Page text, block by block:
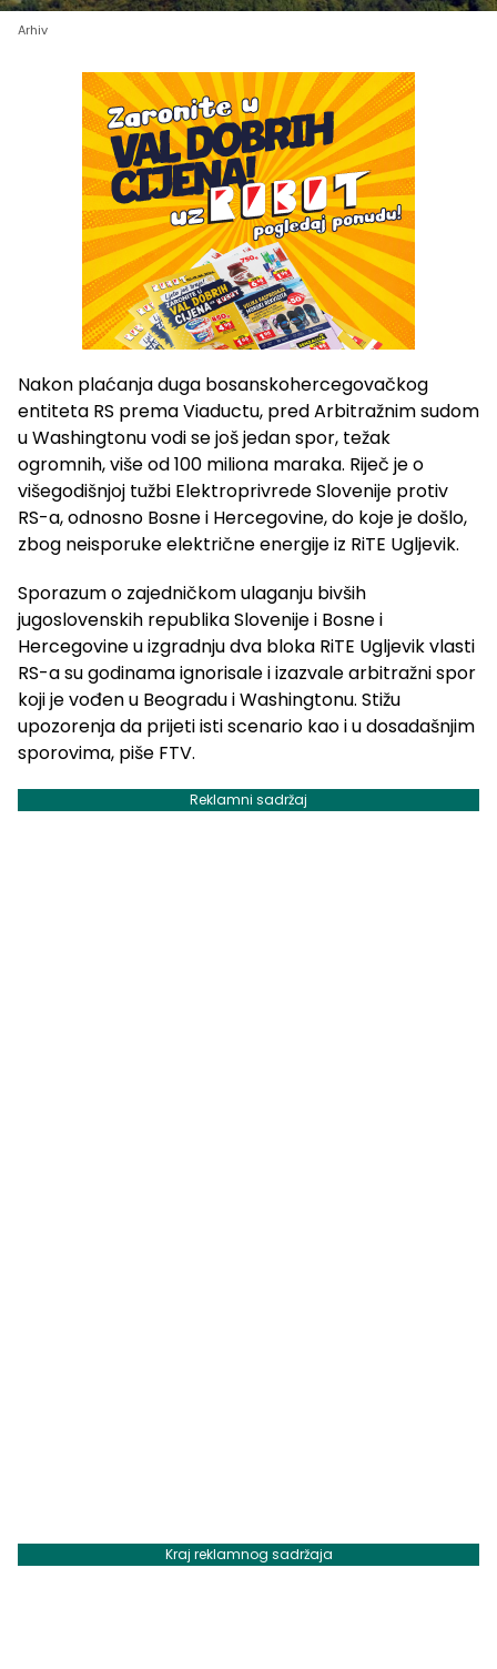
Arhiv
Nakon plaćanja duga bosanskohercegovačkog
entiteta RS prema Viaductu, pred Arbitražnim sudom
u Washingtonu vodi se još jedan spor, težak
ogromnih, više od 100 miliona maraka. Riječ je o
višegodišnjoj tužbi Elektroprivrede Slovenije protiv
RS-a, odnosno Bosne i Hercegovine, do koje je došlo,
zbog neisporuke električne energije iz RiTE Ugljevik.
Sporazum o zajedničkom ulaganju bivših
jugoslovenskih republika Slovenije i Bosne i
Hercegovine u izgradnju dva bloka RiTE Ugljevik vlasti
RS-a su godinama ignorisale i izazvale arbitražni spor
koji je vođen u Beogradu i Washingtonu. Stižu
upozorenja da prijeti isti scenario kao i u dosadašnjim
sporovima, piše FTV.
Reklamni sadržaj
Kraj reklamnog sadržaja